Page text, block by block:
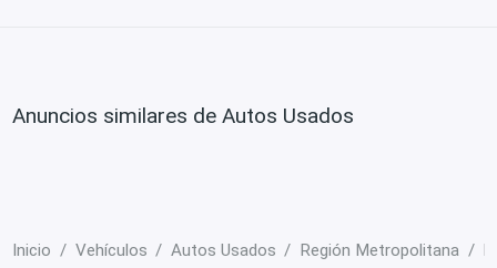
Anuncios similares de Autos Usados
Inicio Vehículos Autos Usados Región Metropolitana